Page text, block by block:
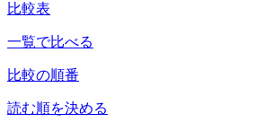
比較表
一覧で比べる
比較の順番
読む順を決める